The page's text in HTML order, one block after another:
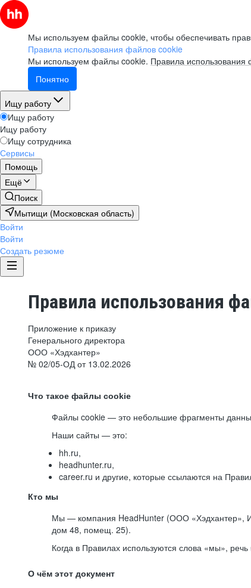
Мы используем файлы cookie, чтобы обеспечивать
Правила использования файлов cookie
Мы используем файлы cookie. Правила использования
Понятно
Ищу работу
Ищу работу
Ищу работу
Ищу сотрудника
Сервисы
Помощь
Ещё
Поиск
Мытищи (Московская область)
Войти
Войти
Создать резюме
Правила использования
Приложение к приказу
Генерального директора
ООО «Хэдхантер»
№ 02/05-ОД от 13.02.2026
Что такое файлы cookie
Файлы cookie — это небольшие фрагменты
Наши сайты — это:
hh.ru,
headhunter.ru,
career.ru и другие, которые ссылаются на
Кто мы
Мы — компания HeadHunter (ООО «Хэдхантер»,
дом 48, помещ. 25).
Когда в Правилах используются слова «мы»,
О чём этот документ